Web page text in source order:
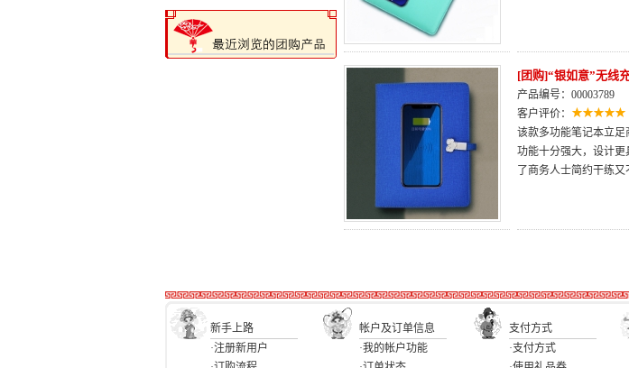
[团购]“银如意”无线
产品编号：00003789
客户评价：
该款多功能笔记本立足
功能十分强大，设计更
了商务人士简约干练又
新手上路 帐户及订单信息 支付方式
·注册新用户
·我的帐户功能
·支付方式